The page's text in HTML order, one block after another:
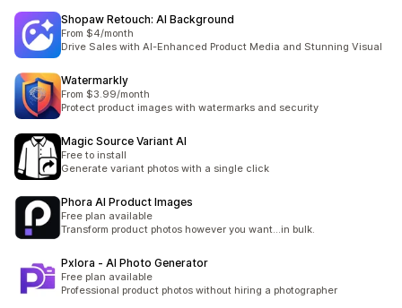
Shopaw Retouch: AI Background
From $4/month
Drive Sales with AI-Enhanced Product Media and Stunning Visual
Watermarkly
From $3.99/month
Protect product images with watermarks and security
Magic Source Variant AI
Free to install
Generate variant photos with a single click
Phora AI Product Images
Free plan available
Transform product photos however you want...in bulk.
Pxlora ‑ AI Photo Generator
Free plan available
Professional product photos without hiring a photographer